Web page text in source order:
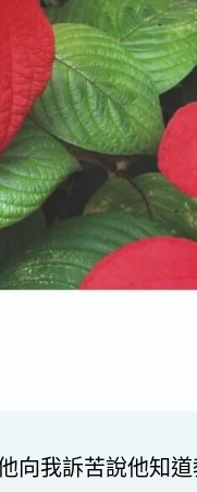
向我訴苦說他知